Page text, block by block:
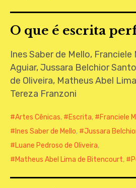
O que é escrita
Ines Saber de Mello, Franciele
Aguiar, Jussara Belchior
de Oliveira, Matheus Abel
Tereza Franzoni
Artes Cênicas, Escrita, Franciele
Ines Saber de Mello, Jussara
Luane Pedroso de Oliveira,
Matheus Abel Lima de Bitencourt,